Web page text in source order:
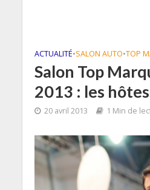
ACTUALITÉ•SALON AUTO•TOP
Salon Top
2013 : les
20 avril 2013 1 Min de